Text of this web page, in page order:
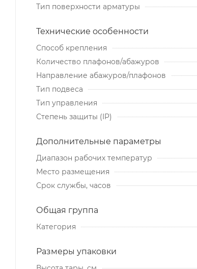
Тип поверхности арматуры
Технические особенности
Способ крепления
Количество плафонов/абажуров
Направление абажуров/плафонов
Тип подвеса
Тип управления
Степень защиты (IP)
Дополнительные параметры
Диапазон рабочих температур
Место размещения
Срок службы, часов
Общая группа
Категория
Размеры упаковки